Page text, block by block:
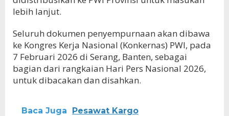
lebih lanjut.
Seluruh dokumen penyempurnaan akan dibawa
ke Kongres Kerja Nasional (Konkernas) PWI, pada
7 Februari 2026 di Serang, Banten, sebagai
bagian dari rangkaian Hari Pers Nasional 2026,
untuk dibacakan dan disahkan.
Baca Juga
Pesawat Kargo